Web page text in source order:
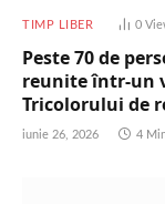
TIMP LIBER 0
Peste 70 de
reunite într-un
Tricolorului de
iunie 26, 2026 4